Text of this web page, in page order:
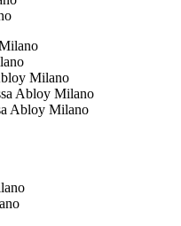
Milano
Abloy Milano
Abloy Milano